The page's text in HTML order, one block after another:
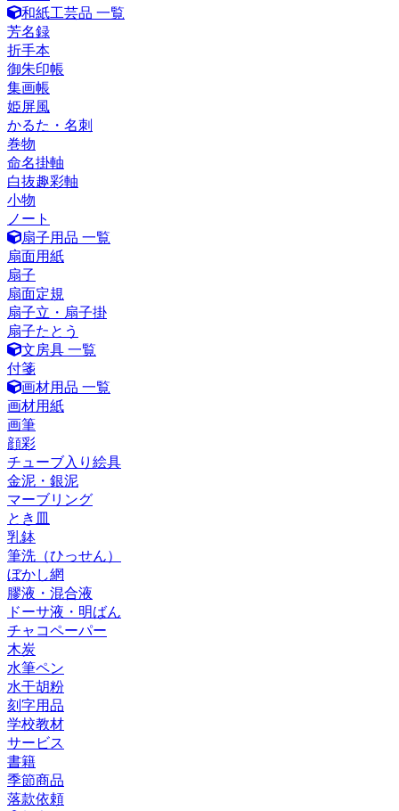
和紙工芸品 一覧
芳名録
折手本
御朱印帳
集画帳
姫屏風
かるた・名刺
巻物
命名掛軸
白抜趣彩軸
小物
ノート
扇子用品 一覧
扇面用紙
扇子
扇面定規
扇子立・扇子掛
扇子たとう
文房具 一覧
付箋
画材用品 一覧
画材用紙
画筆
顔彩
チューブ入り絵具
金泥・銀泥
マーブリング
とき皿
乳鉢
筆洗（ひっせん）
ぼかし網
膠液・混合液
ドーサ液・明ばん
チャコペーパー
木炭
水筆ペン
水干胡粉
刻字用品
学校教材
サービス
書籍
季節商品
落款依頼